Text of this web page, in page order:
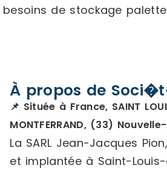
besoins de stockage
À propos de
📌 Située à France, SAINT
MONTFERRAND, (33)
La SARL Jean-Jacques
et implantée à Saint-